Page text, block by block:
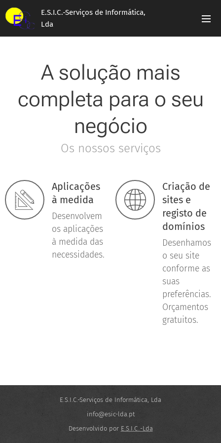
E.S.I.C.-Serviços de Informática,
Lda
A solução mais
completa para o seu
negócio
Os nossos serviços
Aplicações
à medida
Desenvolvem
os aplicações
à medida das
necessidades.
Criação de
sites e
registo de
domínios
Desenhamos
o seu site
conforme as
suas
preferências.
Orçamentos
gratuitos.
E.S.I.C.-Serviços de Informática, Lda
info@esic-lda.pt
Desenvolvido por E.S.I.C..-Lda